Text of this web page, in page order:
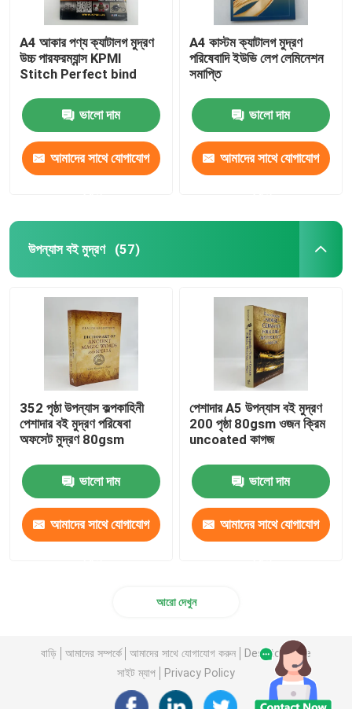
A4 আকার পণ্য ক্যাটালগ মুদ্রণ
উচ্চ পারফরম্যান্স KPMI
Stitch Perfect bind
ভালো দাম
আমাদের সাথে যোগাযোগ
A4 কাস্টম ক্যাটালগ মুদ্রণ
পরিষেবাদি ইউভি লেপ লেমিনেশন
সমাপ্তি
ভালো দাম
আমাদের সাথে যোগাযোগ
উপন্যাস বই মুদ্রণ (57)
352 পৃষ্ঠা উপন্যাস কল্পকাহিনী
পেশাদার বই মুদ্রণ পরিষেবা
অফসেট মুদ্রণ 80gsm
ভালো দাম
আমাদের সাথে যোগাযোগ
পেশাদার A5 উপন্যাস বই মুদ্রণ
200 পৃষ্ঠা 80gsm ওজন ক্রিম
uncoated কাগজ
ভালো দাম
আমাদের সাথে যোগাযোগ
আরো দেখুন
বাড়ি আমাদের সম্পর্কে আমাদের সাথে যোগাযোগ করুন
Desktop Site
সাইট ম্যাপ
Privacy Policy